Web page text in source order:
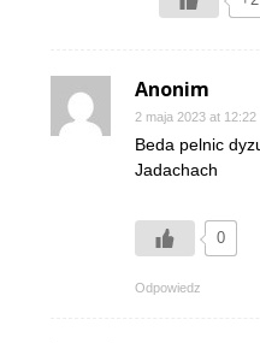
Anonim
2 maja 2023 at 12:22
Beda pelnic
Jadachach
0
Odpowiedz